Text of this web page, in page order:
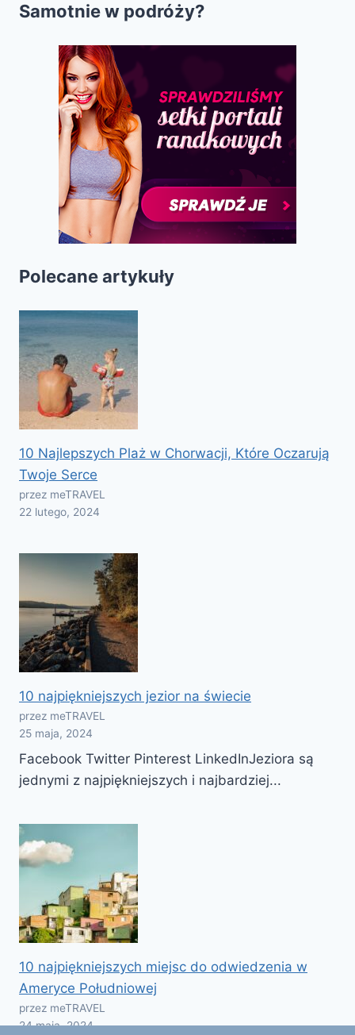
Samotnie w podróży?
Polecane artykuły
10 Najlepszych Plaż w Chorwacji, Które Oczarują
Twoje Serce
przez meTRAVEL
22 lutego, 2024
10 najpiękniejszych jezior na świecie
przez meTRAVEL
25 maja, 2024
Facebook Twitter Pinterest LinkedInJeziora są
jednymi z najpiękniejszych i najbardziej...
10 najpiękniejszych miejsc do odwiedzenia w
Ameryce Południowej
przez meTRAVEL
24 maja, 2024